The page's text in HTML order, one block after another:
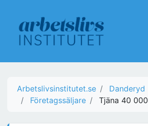
Arbetslivsinstitutet.se
Danderyd
Företagssäljare
Tjäna 40